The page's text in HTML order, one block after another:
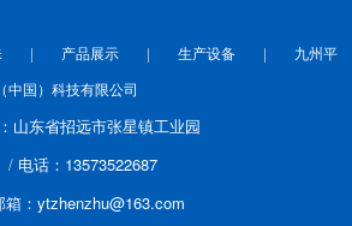
产品展示 生产设备
九州平
中国）科技有限公司
山东省招远市张星镇工业园
电话：13573522687
箱：ytzhenzhu@163.com